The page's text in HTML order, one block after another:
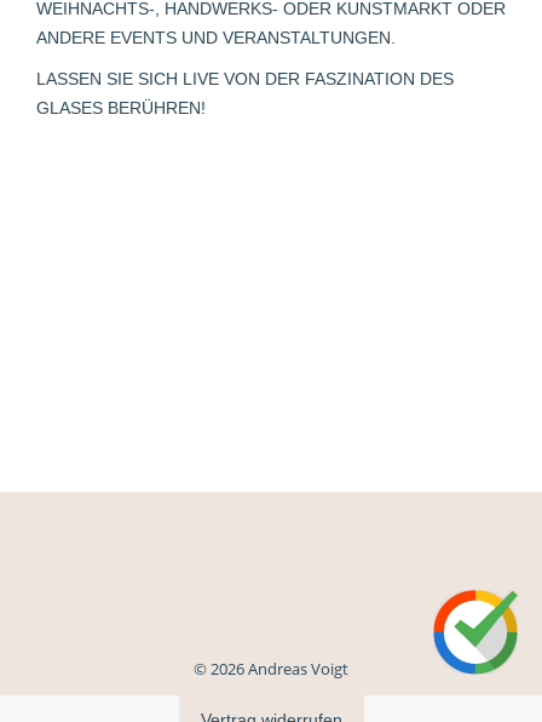
windowwindowwindow
newwindow
WEIHNACHTS-, HANDWERKS- ODER KUNSTMARKT ODER
ANDERE EVENTS UND VERANSTALTUNGEN.
LASSEN SIE SICH LIVE VON DER FASZINATION DES
GLASES BERÜHREN!
© 2026 Andreas Voigt